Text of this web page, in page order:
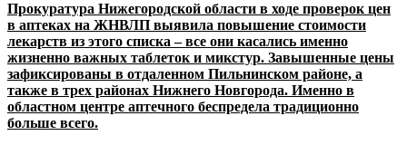
Прокуратура Нижегородской области в ходе проверок цен
в аптеках на ЖНВЛП выявила повышение стоимости
лекарств из этого списка – все они касались именно
жизненно важных таблеток и микстур. Завышенные цены
зафиксированы в отдаленном Пильнинском районе, а
также в трех районах Нижнего Новгорода. Именно в
областном центре аптечного беспредела традиционно
больше всего.